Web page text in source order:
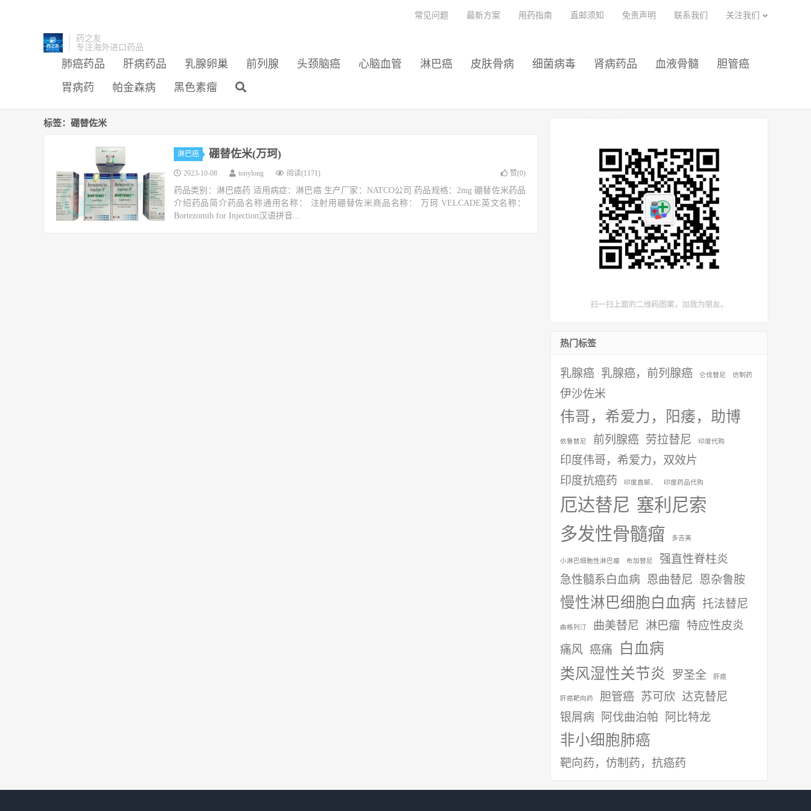
药之友
专注海外进口药品
肺癌药品 肝病药品 乳腺卵巢 前列腺 头颈脑癌 心脑血管 淋巴癌 皮肤骨病 细菌病毒 肾病药品 血液骨髓
胆管癌
胃病药
帕金森病 黑色素瘤
常见问题 最新方案 用药指南 直邮须知 免责声明 联系我们 关注我们
标签：硼替佐米
淋巴癌 硼替佐米(万珂)
2023-10-08 tonylong 阅读(1171) 赞(0)
药品类别：淋巴癌药 适用病症：淋巴癌 生产厂家：NATCO公司 药品规格：2mg 硼替佐米药品
介绍药品简介药品名称通用名称： 注射用硼替佐米商品名称： 万珂 VELCADE英文名称：
Bortezomib for Injection汉语拼音...
热门标签
乳腺癌 乳腺癌，前列腺癌 仑伐替尼 仿制药
伊沙佐米
伟哥，希爱力，阳痿，助博
依鲁替尼 前列腺癌 劳拉替尼 印度代购
印度伟哥，希爱力，双效片
印度抗癌药
印度直邮、 印度药品代购
厄达替尼 塞利尼索
多发性骨髓瘤
多吉美
小淋巴细胞性淋巴瘤 布加替尼
强直性脊柱炎
急性髓系白血病
恩曲替尼 恩杂鲁胺
慢性淋巴细胞白血病 托法替尼
曲格列汀 曲美替尼 淋巴瘤 特应性皮炎
痛风 癌痛
白血病
类风湿性关节炎
罗圣全 肝癌
肝癌靶向药 胆管癌 苏可欣 达克替尼
银屑病
阿伐曲泊帕 阿比特龙
非小细胞肺癌
靶向药，仿制药，抗癌药